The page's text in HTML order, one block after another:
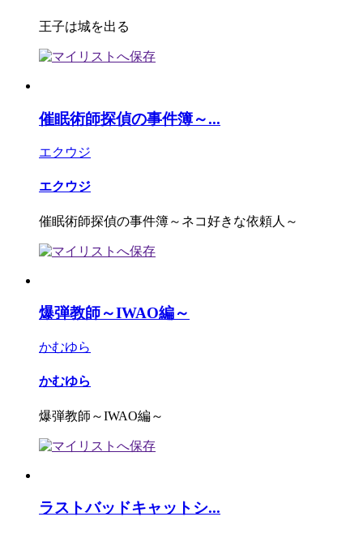
王子は城を出る
催眠術師探偵の事件簿～...
エクウジ
エクウジ
催眠術師探偵の事件簿～ネコ好きな依頼人～
爆弾教師～IWAO編～
かむゆら
かむゆら
爆弾教師～IWAO編～
ラストバッドキャットシ...